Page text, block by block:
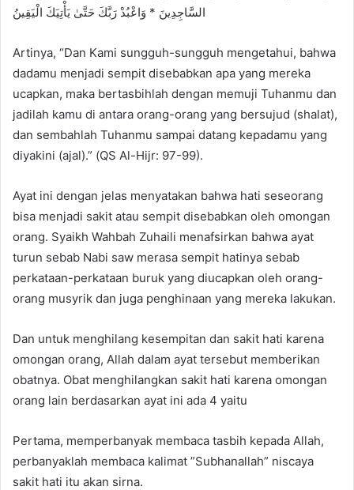
السَّاجِدِينَ * وَاعْبُدْ رَبَّكَ حَتَّىٰ يَأْتِيَكَ الْيَقِينُ
Artinya, “Dan Kami sungguh-sungguh mengetahui, bahwa
dadamu menjadi sempit disebabkan apa yang mereka
ucapkan, maka bertasbihlah dengan memuji Tuhanmu dan
jadilah kamu di antara orang-orang yang bersujud (shalat),
dan sembahlah Tuhanmu sampai datang kepadamu yang
diyakini (ajal).” (QS Al-Hijr: 97-99).
Ayat ini dengan jelas menyatakan bahwa hati seseorang
bisa menjadi sakit atau sempit disebabkan oleh omongan
orang. Syaikh Wahbah Zuhaili menafsirkan bahwa ayat
turun sebab Nabi saw merasa sempit hatinya sebab
perkataan-perkataan buruk yang diucapkan oleh orang-
orang musyrik dan juga penghinaan yang mereka lakukan.
Dan untuk menghilang kesempitan dan sakit hati karena
omongan orang, Allah dalam ayat tersebut memberikan
obatnya. Obat menghilangkan sakit hati karena omongan
orang lain berdasarkan ayat ini ada 4 yaitu
Pertama, memperbanyak membaca tasbih kepada Allah,
perbanyaklah membaca kalimat ”Subhanallah” niscaya
sakit hati itu akan sirna.